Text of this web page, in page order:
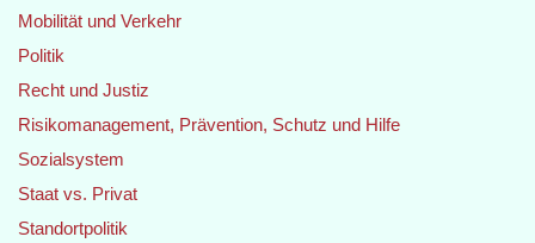
Mobilität und Verkehr
Politik
Recht und Justiz
Risikomanagement, Prävention, Schutz und Hilfe
Sozialsystem
Staat vs. Privat
Standortpolitik